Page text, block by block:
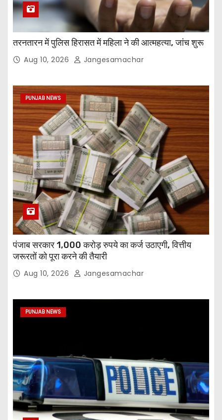
तरनतारन में पुलिस हिरासत में महिला ने की आत्महत्या, जांच शुरू
Aug 10, 2026 Jangesamachar
PUNJAB NEWS
पंजाब सरकार 1,000 करोड़ रुपये का कर्ज उठाएगी, वित्तीय
जरूरतों को पूरा करने की तैयारी
Aug 10, 2026 Jangesamachar
PUNJAB NEWS